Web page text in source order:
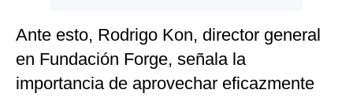
Ante esto, Rodrigo Kon, director general
en Fundación Forge, señala la
importancia de aprovechar eficazmente